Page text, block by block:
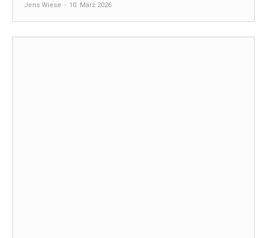
Jens Wiese - 10. März 2026